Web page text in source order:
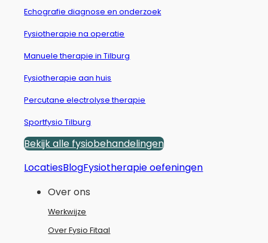
Echografie diagnose en onderzoek
Fysiotherapie na operatie
Manuele therapie in Tilburg
Fysiotherapie aan huis
Percutane electrolyse therapie
Sportfysio Tilburg
Bekijk alle fysiobehandelingen
LocatiesBlogFysiotherapie oefeningen
Over ons
Werkwijze
Over Fysio Fitaal